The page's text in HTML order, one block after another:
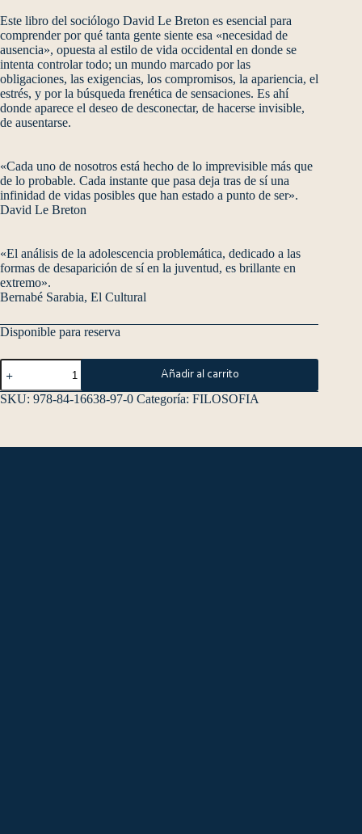
Este libro del sociólogo David Le Breton es esencial para
comprender por qué tanta gente siente esa «necesidad de
ausencia», opuesta al estilo de vida occidental en donde se
intenta controlar todo; un mundo marcado por las
obligaciones, las exigencias, los compromisos, la apariencia, el
estrés, y por la búsqueda frenética de sensaciones. Es ahí
donde aparece el deseo de desconectar, de hacerse invisible,
de ausentarse.
«Cada uno de nosotros está hecho de lo imprevisible más que
de lo probable. Cada instante que pasa deja tras de sí una
infinidad de vidas posibles que han estado a punto de ser».
David Le Breton
«El análisis de la adolescencia problemática, dedicado a las
formas de desaparición de sí en la juventud, es brillante en
extremo».
Bernabé Sarabia, El Cultural
Disponible para reserva
Añadir al carrito
SKU: 978-84-16638-97-0 Categoría: FILOSOFIA